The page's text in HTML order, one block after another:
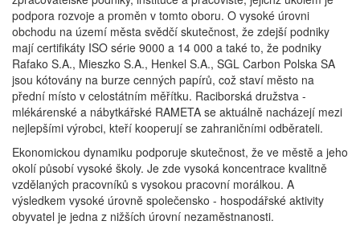
podpora rozvoje a proměn v tomto oboru. O vysoké úrovni
obchodu na území města svědčí skutečnost, že zdejší podniky
mají certifikáty ISO série 9000 a 14 000 a také to, že podniky
Rafako S.A., Mieszko S.A., Henkel S.A., SGL Carbon Polska SA
jsou kótovány na burze cenných papírů, což staví město na
přední místo v celostátním měřítku. Raciborská družstva -
mlékárenské a nábytkářské RAMETA se aktuálně nacházejí mezi
nejlepšími výrobci, kteří kooperují se zahraničními odběrateli.
Ekonomickou dynamiku podporuje skutečnost, že ve městě a jeho
okolí působí vysoké školy. Je zde vysoká koncentrace kvalitně
vzdělaných pracovníků s vysokou pracovní morálkou. A
výsledkem vysoké úrovně společensko - hospodářské aktivity
obyvatel je jedna z nižších úrovní nezaměstnanosti.